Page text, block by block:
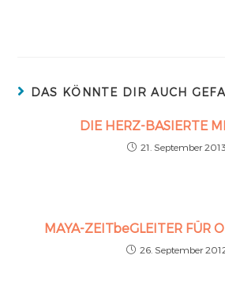
DAS KÖNNTE DIR AUCH
DIE HERZ-BASIERTE
21. September 2013
MAYA-ZEITbeGLEITER FÜR
26. September